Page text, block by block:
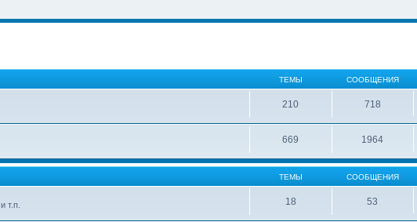
ТЕМЫ СООБЩЕНИЯ
210 718
669 1964
ТЕМЫ СООБЩЕНИЯ
т.п.
18 53